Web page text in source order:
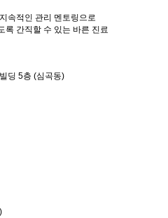
속적인 관리 멘토링으로
록 간직할 수 있는 바른 진료
딩 5층 (심곡동)